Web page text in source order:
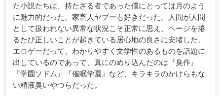
た小説たちは、持たざる者であった僕にとっては月のよう
に魅力的だった。家畜人ヤプーも好きだった。人間が人間
として扱われない異常な状況こそ正常に思え、ページを捲
るたび正しいことが起きている居心地の良さに安堵した。
エロゲーだって、わかりやすく文学性のあるものを話題に
出しているのであって、真にのめり込んだのは『臭作』
『学園ソドム』『催眠学園』など、キラキラのかけらもな
い精液臭いやつらだった。